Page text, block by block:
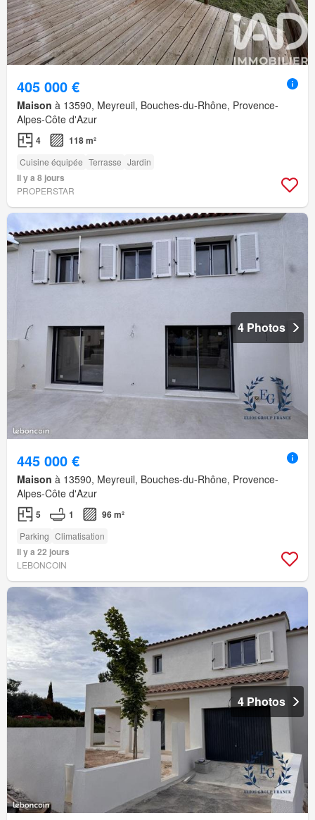
405 000 €
Maison à 13590, Meyreuil, Bouches-du-Rhône, Provence-
Alpes-Côte d'Azur
4 118 m²
Cuisine équipée Terrasse Jardin
Il y a 8 jours
PROPERSTAR
4 Photos
445 000 €
Maison à 13590, Meyreuil, Bouches-du-Rhône, Provence-
Alpes-Côte d'Azur
5 1 96 m²
Parking Climatisation
Il y a 22 jours
LEBONCOIN
4 Photos